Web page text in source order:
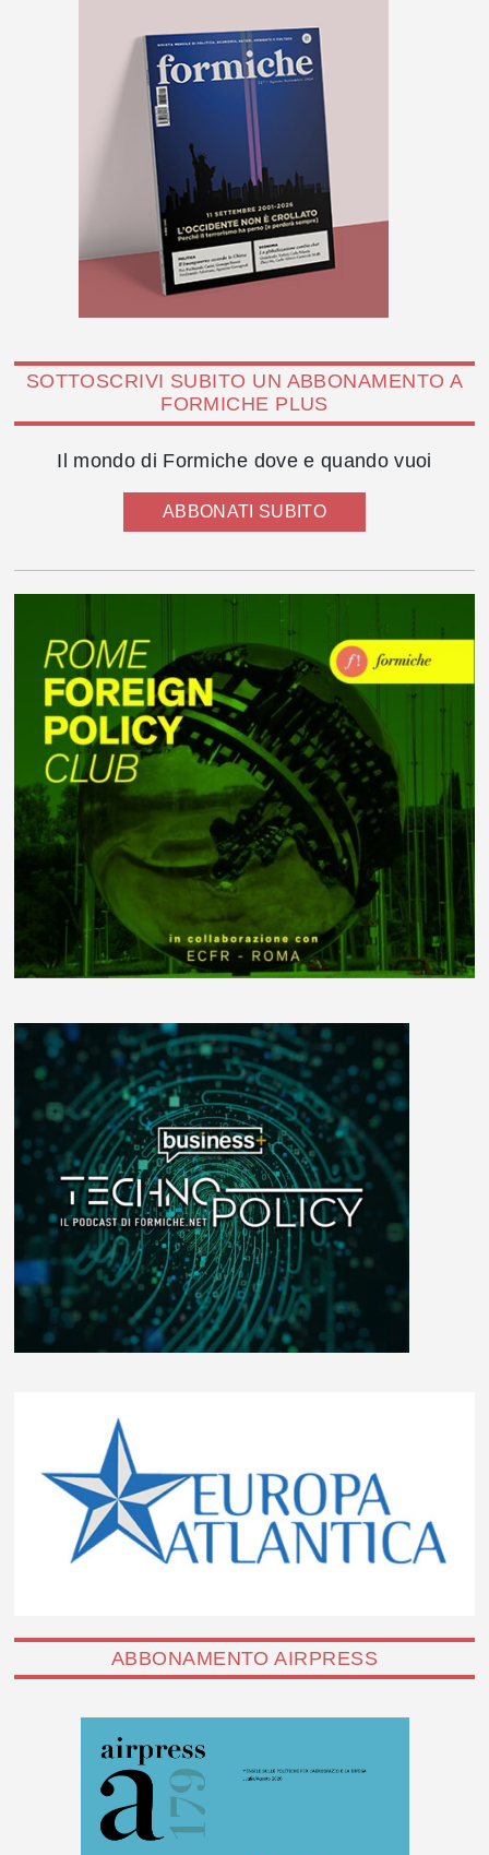
SOTTOSCRIVI SUBITO UN ABBONAMENTO A
FORMICHE PLUS
Il mondo di Formiche dove e quando vuoi
ABBONATI SUBITO
ABBONAMENTO AIRPRESS